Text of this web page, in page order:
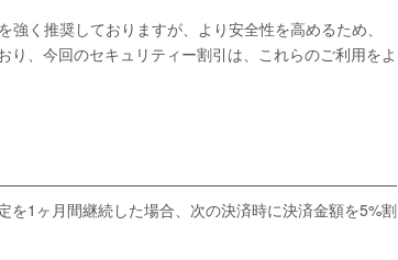
く推奨しておりますが、より安全性を高めるため、
り、今回のセキュリティー割引は、これらのご利用をよ
を1ヶ月間継続した場合、次の決済時に決済金額を5%割